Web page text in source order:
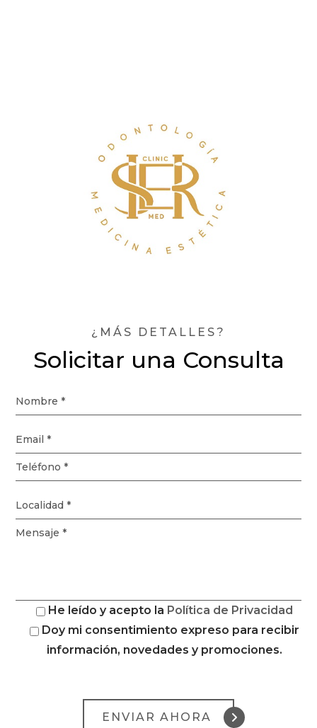
¿MÁS DETALLES?
Solicitar una Consulta
He leído y acepto la Política de Privacidad
Doy mi consentimiento expreso para recibir
información, novedades y promociones.